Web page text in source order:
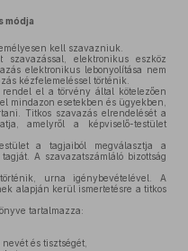
módja
kell szavazniuk.
elektronikus eszköz
elektronikus lebonyolítása nem
kézfelemeléssel történik.
el a törvény által kötelezően
mindazon esetekben és ügyekben,
Titkos szavazás elrendelését a
amelyről a képviselő-testület
a tagjaiból megválasztja a
A szavazatszámláló bizottság
urna igénybevételével. A
alapján kerül ismertetésre a titkos
tartalmazza:
és tisztségét,